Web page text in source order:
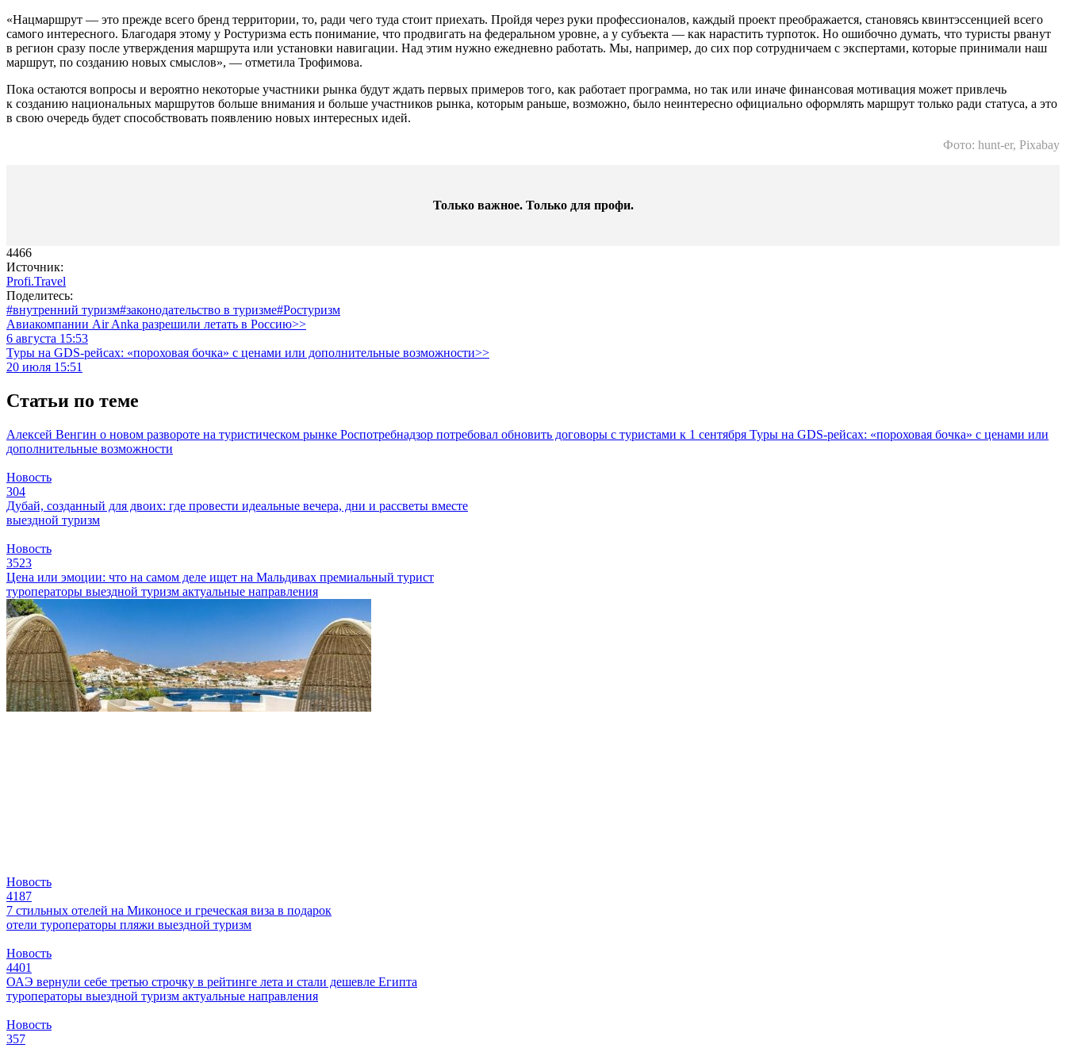
«Нацмаршрут — это прежде всего бренд территории, то, ради чего туда стоит приехать. Пройдя через руки профессионалов, каждый проект преображается, становясь квинтэссенцией всего
самого интересного. Благодаря этому у Ростуризма есть понимание, что продвигать на федеральном уровне, а у субъекта — как нарастить турпоток. Но ошибочно думать, что туристы рванут
в регион сразу после утверждения маршрута или установки навигации. Над этим нужно ежедневно работать. Мы, например, до сих пор сотрудничаем с экспертами, которые принимали наш
маршрут, по созданию новых смыслов», — отметила Трофимова.
Пока остаются вопросы и вероятно некоторые участники рынка будут ждать первых примеров того, как работает программа, но так или иначе финансовая мотивация может привлечь
к созданию национальных маршрутов больше внимания и больше участников рынка, которым раньше, возможно, было неинтересно официально оформлять маршрут только ради статуса, а это
в свою очередь будет способствовать появлению новых интересных идей.
Фото: hunt-er, Pixabay
Только важное. Только для профи.​
4466
Источник:
Profi.Travel
Поделитесь:
#внутренний туризм#законодательство в туризме#Ростуризм
Авиакомпании Air Anka разрешили летать в Россию>>
6 августа 15:53
Туры на GDS-рейсах: «пороховая бочка» с ценами или дополнительные возможности>>
20 июля 15:51
Статьи по теме
Алексей Венгин о новом развороте на туристическом рынке Роспотребнадзор потребовал обновить договоры с туристами к 1 сентября Туры на GDS-рейсах: «пороховая бочка» с ценами или
дополнительные возможности
Новость
304
Дубай, созданный для двоих: где провести идеальные вечера, дни и рассветы вместе
выездной туризм
Новость
3523
Цена или эмоции: что на самом деле ищет на Мальдивах премиальный турист
туроператоры выездной туризм актуальные направления
Новость
4187
7 стильных отелей на Миконосе и греческая виза в подарок
отели туроператоры пляжи выездной туризм
Новость
4401
ОАЭ вернули себе третью строчку в рейтинге лета и стали дешевле Египта
туроператоры выездной туризм актуальные направления
Новость
357